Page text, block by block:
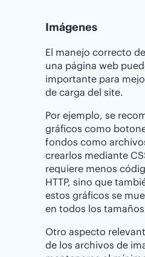
Imágenes
El manejo correcto
una página web
importante para
de carga del site.
Por ejemplo, se
gráficos como
fondos como
crearlos mediante
requiere menos
HTTP, sino que
estos gráficos se
en todos los
Otro aspecto
de los archivos de